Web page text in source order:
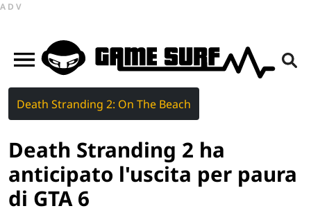
ADV
Death Stranding 2: On The Beach
Death Stranding 2 ha
anticipato l'uscita per paura
di GTA 6